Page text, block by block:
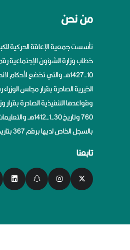
من نحن
تأسست جمعية الإعاقة الحركية
10-1427هــ والتي تخضع
وقواعدها التنفيذية الصادرة
760 وتاريخ 30-1-
بالسجل الخاص لديها برقم 367 بتاريخ 18-7-1428هــ.
تابعنا